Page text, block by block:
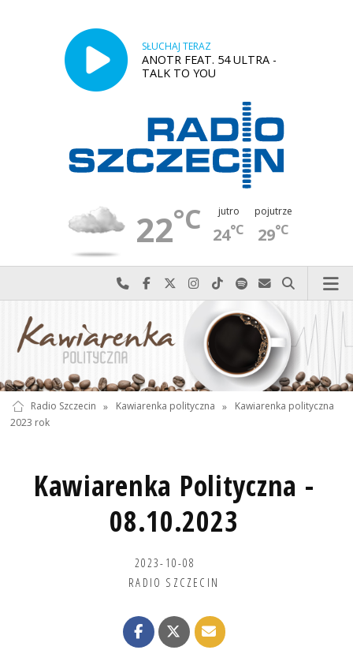
SŁUCHAJ TERAZ
ANOTR FEAT. 54 ULTRA -
TALK TO YOU
22°C jutro
24°C
pojutrze
29°C
Najlepiej po prostu do nas zadzwoń
Odwiedź nas na Facebook-u
Odwiedź nas na X
Odwiedź nas na Instagram-ie
Odwiedź nas na TikTok-u
Szukaj nas na Spotify
Wyślij do nas
Szukaj
Radio Szczecin » Kawiarenka polityczna »
Kawiarenka polityczna
2023 rok
Kawiarenka Polityczna -
08.10.2023
2023-10-08
RADIO SZCZECIN